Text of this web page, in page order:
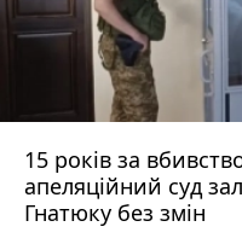
15 років за
апеляційний суд
Гнатюку без змін